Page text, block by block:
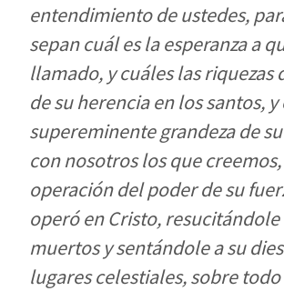
entendimiento de ustedes,
sepan cuál es la esperanza a
llamado, y cuáles las riquezas
de su herencia en los santos,
supereminente grandeza de
con nosotros los que
operación del poder de su
operó en Cristo, resucitándole
muertos y sentándole a su
lugares celestiales, sobre